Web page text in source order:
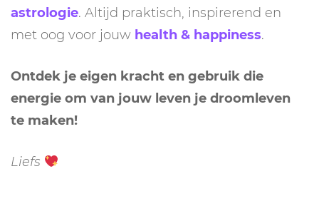
astrologie. Altijd praktisch, inspirerend en
met oog voor jouw health & happiness.
Ontdek je eigen kracht en gebruik die
energie om van jouw leven je droomleven
te maken!
Liefs